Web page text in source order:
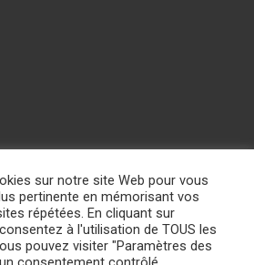
sur notre site Web pour vous
pertinente en mémorisant vos
répétées. En cliquant sur
à l'utilisation de TOUS les
pouvez visiter "Paramètres des